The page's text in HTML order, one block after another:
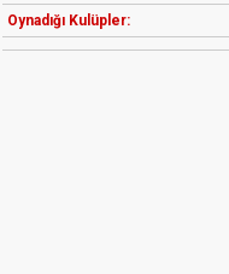
Oynadığı Kulüpler: